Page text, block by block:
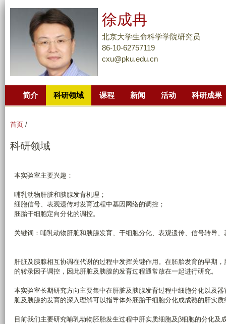
主
要
徐成冉
北京大学生命科学学院研究员
86-10-62757119
cxu@pku.edu.cn
简介 科研领域 课程 新闻 活动 科研成果
首页 /
科研领域
本实验室主要兴趣：
哺乳动物肝脏和胰腺发育机理；
细胞信号、表观遗传对发育过程中基因网络的调控；
胚胎干细胞定向分化的调控。
关键词：哺乳动物肝脏和胰腺发育、干细胞分化、表观遗传、信号转导
肝脏及胰腺相互协调在代谢的过程中发挥关键作用。在胚胎发育的早期
的转录因子调控，因此肝脏及胰腺的发育过程通常放在一起进行研究。
本实验室长期研究方向主要集中在肝脏及胰腺发育过程中细胞分化以及
脏及胰腺的发育的深入理解可以指导体外胚胎干细胞分化成成熟的肝实
目前我们主要研究哺乳动物胚胎发生过程中肝实质细胞及β细胞的分化